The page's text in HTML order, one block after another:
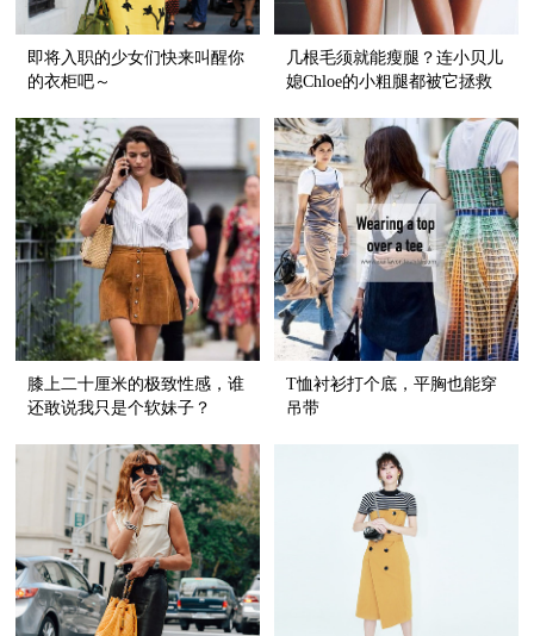
即将入职的少女们快来叫醒你
的衣柜吧～
几根毛须就能瘦腿？连小贝儿
媳Chloe的小粗腿都被它拯救
膝上二十厘米的极致性感，谁
还敢说我只是个软妹子？
T恤衬衫打个底，平胸也能穿
吊带